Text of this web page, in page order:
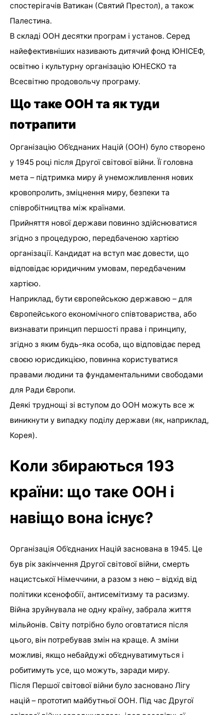
спостерігачів Ватикан (Святий Престол), а також
Палестина.
В складі ООН десятки програм і установ. Серед
найефективніших називають дитячий фонд ЮНІСЕФ,
освітню і культурну організацію ЮНЕСКО та
Всесвітню продовольчу програму.
Що таке ООН та як туди
потрапити
Організацію Об’єднаних Націй (ООН) було створено
у 1945 році після Другої світової війни. Її головна
мета – підтримка миру й унеможливлення нових
кровопролить, зміцнення миру, безпеки та
співробітництва між країнами.
Прийняття нової держави повинно здійснюватися
згідно з процедурою, передбаченою хартією
організації. Кан­дидат на вступ має довести, що
відповідає юри­дичним умовам, передбаченим
хартією.
Наприклад, бути європейською державою – для
Європейського економічного співтовариства, або
визнавати прин­цип першості права і принципу,
згідно з яким будь-яка особа, що відповідає перед
своєю юрисдикцією, повинна користуватися
правами людини та фундаментальними свободами
для Ради Європи.
Деякі труднощі зі вступом до ООН можуть все ж
виникнути у випадку поділу держа­ви (як, наприклад,
Корея).
Коли збираються 193
країни: що таке ООН і
навіщо вона існує?
Організація Об’єднаних Націй заснована в 1945. Це
був рік закінчення Другої світової війни, смерть
нацистської Німеччини, а разом з нею – відхід від
політики ксенофобії, антисемітизму та расизму.
Війна зруйнувала не одну країну, забрала життя
мільйонів. Світу потрібно було оговтатися після
цього, він потребував змін на краще. А зміни
можливі, якщо небайдужі об’єднуватимуться і
робитимуть усе, що можуть, заради миру.
Після Першої світової війни було засновано Лігу
націй – прототип майбутньої ООН. Під час Другої